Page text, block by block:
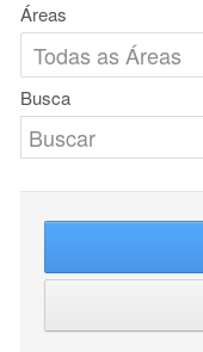
Áreas
Busca